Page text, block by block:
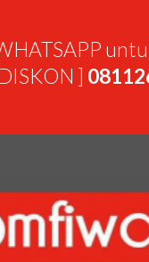
]